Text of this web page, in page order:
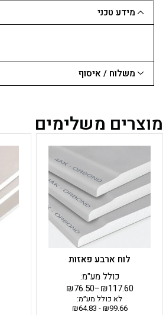
מידע טכני
משלוח / איסוף
מוצרים משלימים
לוח ארבע פאזות
₪76.50–₪117.60
כולל מע"מ:
לא כולל מע״מ:
₪99.66
-
₪64.83
מספר
סוגים.
ניתן
לבחור
את
האפשרויות
בעמוד
המוצר